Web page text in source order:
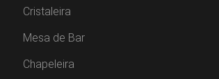
Cristaleira
Mesa de Bar
Chapeleira